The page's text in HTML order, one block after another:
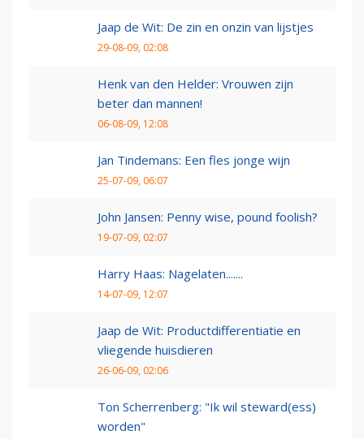
Jaap de Wit: De zin en onzin van lijstjes
29-08-09, 02:08
Henk van den Helder: Vrouwen zijn
beter dan mannen!
06-08-09, 12:08
Jan Tindemans: Een fles jonge wijn
25-07-09, 06:07
John Jansen: Penny wise, pound foolish?
19-07-09, 02:07
Harry Haas: Nagelaten.......
14-07-09, 12:07
Jaap de Wit: Productdifferentiatie en
vliegende huisdieren
26-06-09, 02:06
Ton Scherrenberg: "Ik wil steward(ess)
worden"